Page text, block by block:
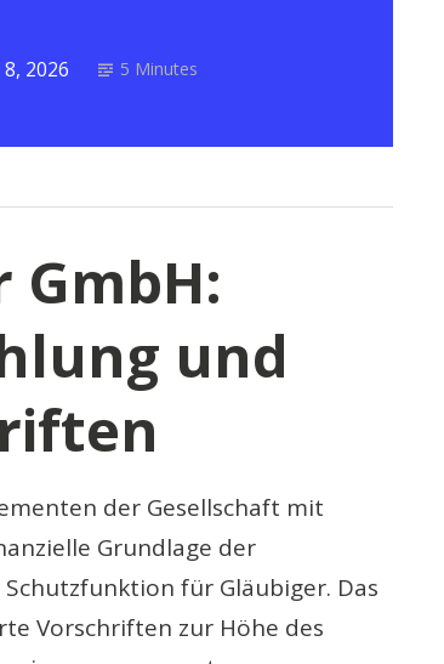
2026 5 Minutes
und
der Gesellschaft mit
Grundlage der
für Gläubiger. Das
Vorschriften zur Höhe des